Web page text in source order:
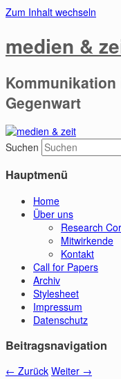
Zum Inhalt wechseln
medien &
Gegenwart
Suchen
Hauptmenü
Home
Über uns
Research
Mitwirkende
Kontakt
Call for Papers
Archiv
Stylesheet
Impressum
Datenschutz
Beitragsnavigation
← Zurück Weiter →